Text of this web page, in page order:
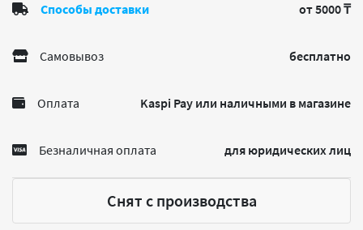
Способы доставки от 5000 ₸
Самовывоз бесплатно
Оплата Kaspi Pay или наличными в магазине
Безналичная оплата для юридических лиц
Снят с производства